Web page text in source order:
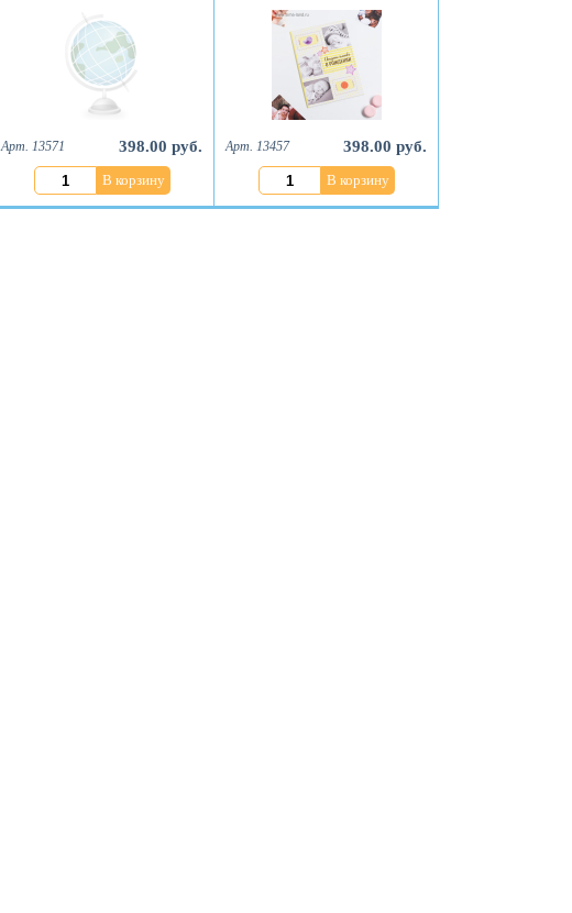
Арт. 13571 398.00 руб.
В корзину
Арт. 13457 398.00 руб.
В корзину